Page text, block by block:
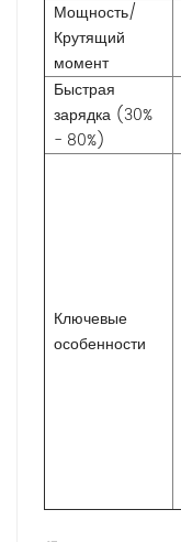
Мощность/
Крутящий
момент
Быстрая
зарядка (30%
- 80%)
Ключевые
особенности